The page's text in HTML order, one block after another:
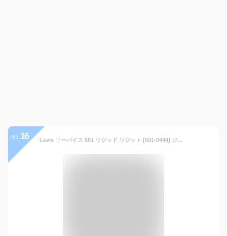
no. 16 Levis リーバイス 501 リジッド リジット [501-0444] ジーンズ メンズ 大きいサイズ メンズ パンツ メンズ ボトムス ジーンズ メンズ